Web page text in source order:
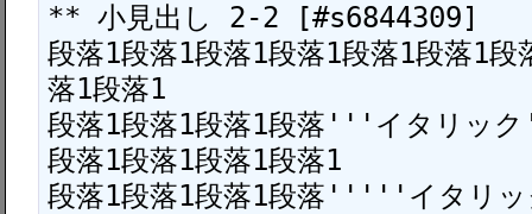
** 小見出し 2-2 [#s6844309]
段落1段落1段落1段落1段落1段落1段
落1段落1
段落1段落1段落1段落'''イタリッ
段落1段落1段落1段落1
段落1段落1段落1段落'''''イタリ